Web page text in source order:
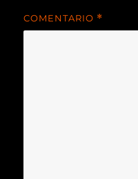
COMENTARIO *